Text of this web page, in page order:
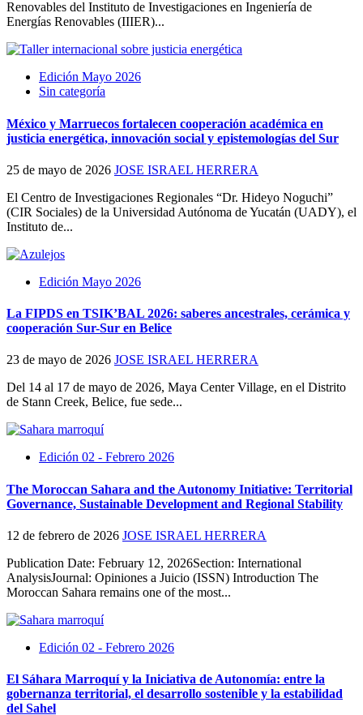
Renovables del Instituto de Investigaciones en Ingeniería de
Energías Renovables (IIIER)...
Edición Mayo 2026
Sin categoría
México y Marruecos fortalecen cooperación académica en
justicia energética, innovación social y epistemologías del Sur
25 de mayo de 2026 JOSE ISRAEL HERRERA
El Centro de Investigaciones Regionales “Dr. Hideyo Noguchi”
(CIR Sociales) de la Universidad Autónoma de Yucatán (UADY), el
Instituto de...
Edición Mayo 2026
La FIPDS en TSIK’BAL 2026: saberes ancestrales, cerámica y
cooperación Sur-Sur en Belice
23 de mayo de 2026 JOSE ISRAEL HERRERA
Del 14 al 17 de mayo de 2026, Maya Center Village, en el Distrito
de Stann Creek, Belice, fue sede...
Edición 02 - Febrero 2026
The Moroccan Sahara and the Autonomy Initiative: Territorial
Governance, Sustainable Development and Regional Stability
12 de febrero de 2026 JOSE ISRAEL HERRERA
Publication Date: February 12, 2026Section: International
AnalysisJournal: Opiniones a Juicio (ISSN) Introduction The
Moroccan Sahara remains one of the most...
Edición 02 - Febrero 2026
El Sáhara Marroquí y la Iniciativa de Autonomía: entre la
gobernanza territorial, el desarrollo sostenible y la estabilidad
del Sahel